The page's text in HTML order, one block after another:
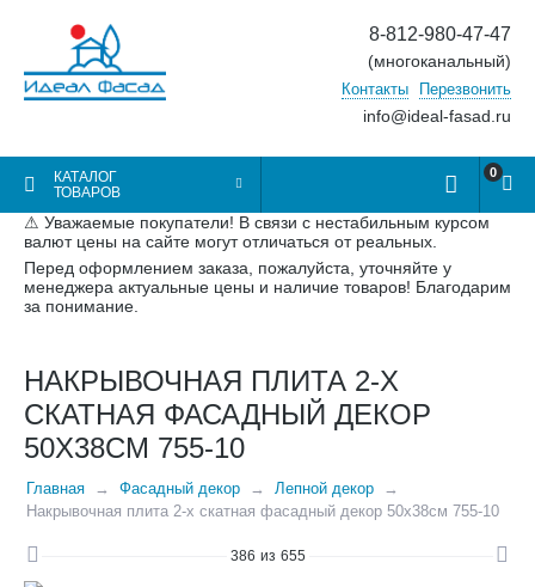
8-812-980-47-47
(многоканальный)
Контакты Перезвонить
info@ideal-fasad.ru
КАТАЛОГ
ТОВАРОВ
0
⚠ Уважаемые покупатели! В связи с нестабильным курсом
валют цены на сайте могут отличаться от реальных.
Перед оформлением заказа, пожалуйста, уточняйте у
менеджера актуальные цены и наличие товаров! Благодарим
за понимание.
НАКРЫВОЧНАЯ ПЛИТА 2-Х
СКАТНАЯ ФАСАДНЫЙ ДЕКОР
50Х38СМ 755-10
Главная Фасадный декор
Лепной декор
Накрывочная плита 2-х скатная фасадный декор 50х38см 755-10
386 из 655